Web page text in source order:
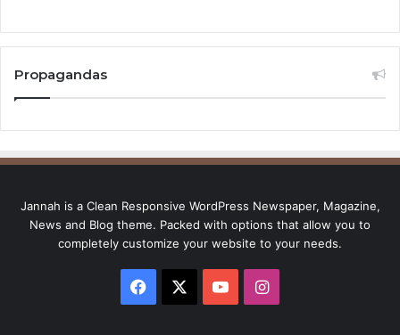
Propagandas
Jannah is a Clean Responsive WordPress Newspaper, Magazine,
News and Blog theme. Packed with options that allow you to
completely customize your website to your needs.
Facebook YouTubeInstagram